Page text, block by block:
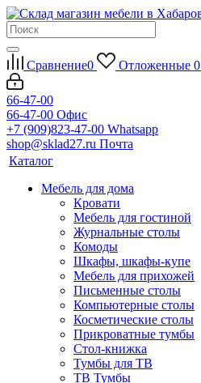
Сравнение0 Отложенные 0
66-47-00
66-47-00 Офис
+7 (909)823-47-00 Whatsapp
shop@sklad27.ru Почта
Каталог
Мебель для дома
Кровати
Мебель для гостиной
Журнальные столы
Комоды
Шкафы, шкафы-купе
Мебель для прихожей
Письменные столы
Компьютерные столы
Косметические столы
Прикроватные тумбы
Стол-книжка
Тумбы для ТВ
ТВ Тумбы